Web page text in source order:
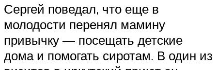
Сергей поведал, что еще в
молодости перенял мамину
привычку — посещать детские
дома и помогать сиротам. В один из